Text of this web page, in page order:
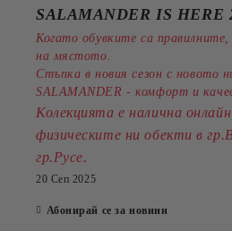
SALAMANDER IS HERE
Когато обувките са правилните,
на мястото.
Стъпка в новия сезон с новото
SALAMANDER - комфорт и
Колекцията е налична
физическите ни обекти в
гр.Русе.
20 Сеп 2025
Абонирай се за новини